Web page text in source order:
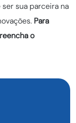
sua parceira na
Para
o